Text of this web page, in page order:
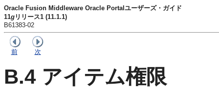
Oracle Fusion Middleware Oracle Portalユーザーズ・ガイド
11g リリース1 (11.1.1)
B61383-02
前 次
B.4アイテム権限